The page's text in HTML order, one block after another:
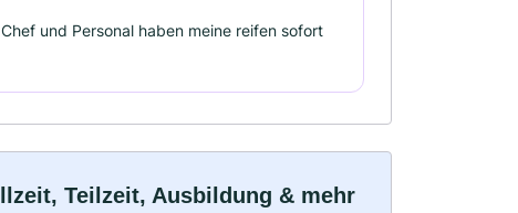
und Personal haben meine reifen sofort
Teilzeit, Ausbildung & mehr